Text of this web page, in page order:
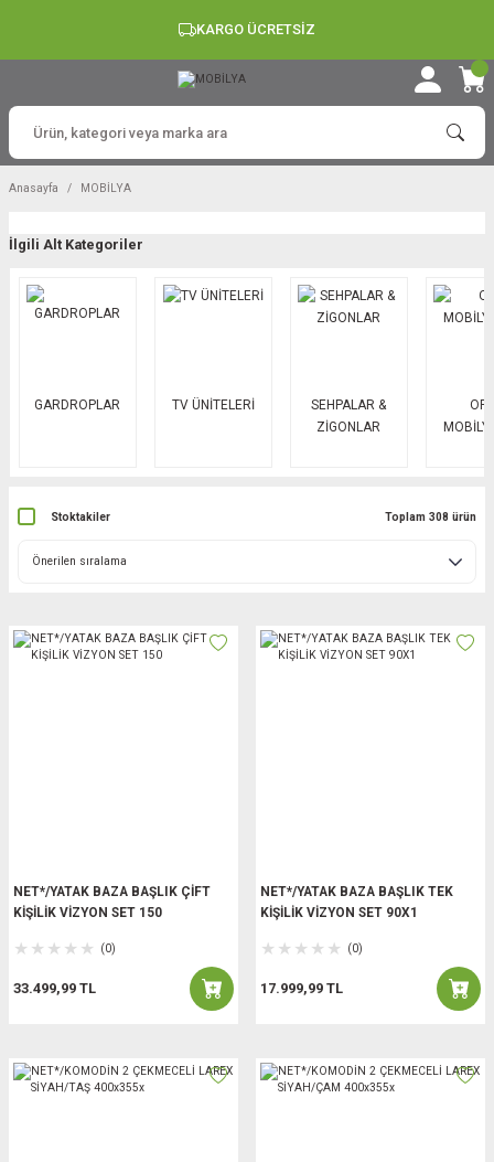
KARGO ÜCRETSİZ
Anasayfa MOBİLYA
İlgili Alt Kategoriler
GARDROPLAR TV ÜNİTELERİ
SEHPALAR &
ZİGONLAR
Stoktakiler Toplam 308 ürün
NET*/YATAK BAZA BAŞLIK ÇİFT
KİŞİLİK VİZYON SET 150
(0)
33.499,99 TL
NET*/YATAK BAZA BAŞLIK TEK
KİŞİLİK VİZYON SET 90X1
(0)
17.999,99 TL